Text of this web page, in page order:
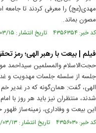
مهدی(عج) را معرفی کردند تا
مصون بماند.
کد خبر: ۴۳۵۶۳۵۴ تاریخ انتشار : ۱۴۰۵/۰۳/۱۵
فيلم | بیعت با رهبر الهی؛ رمز
حجت‌الاسلام‌ والمسلمین سیداحمد
جلسه از سلسله جلسات مهدویت و
الهی، گفت: همان‌گونه که در غدیر خم
شدند، منتظران نیز باید هر روز با
این بیعت و وفاداری، زمینه‌ساز
کد خبر: ۴۳۵۶۰۳۰ تاریخ انتشار : ۱۴۰۵/۰۳/۱۳